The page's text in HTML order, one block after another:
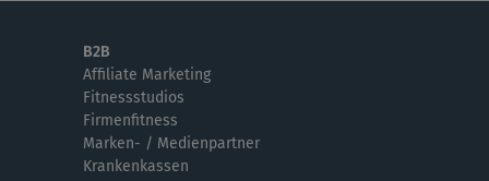
B2B
Affiliate Marketing
Fitnessstudios
Firmenfitness
Marken- / Medienpartner
Krankenkassen